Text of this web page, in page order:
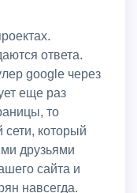
ответа.
google через
еще раз
то
сети, который
друзьями
сайта и
навсегда.